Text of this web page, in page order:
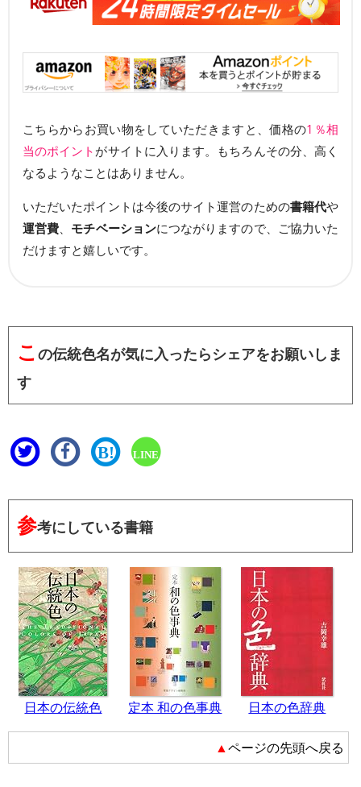
こちらからお買い物をしていただきますと、価格の1％相
当のポイント がサイトに入ります。もちろんその分、高く
なるようなことはありません。
いただいたポイントは今後のサイト運営のための書籍代や
運営費、 モチベーションにつながりますので、ご協力いた
だけますと嬉しいです。
こ の伝統色名が気に入ったらシェアをお願いしま
す
B! LINE
参考にしている書籍
日本の伝統色 定本 和の色事典 日本の色辞典
▲ページの先頭へ戻る